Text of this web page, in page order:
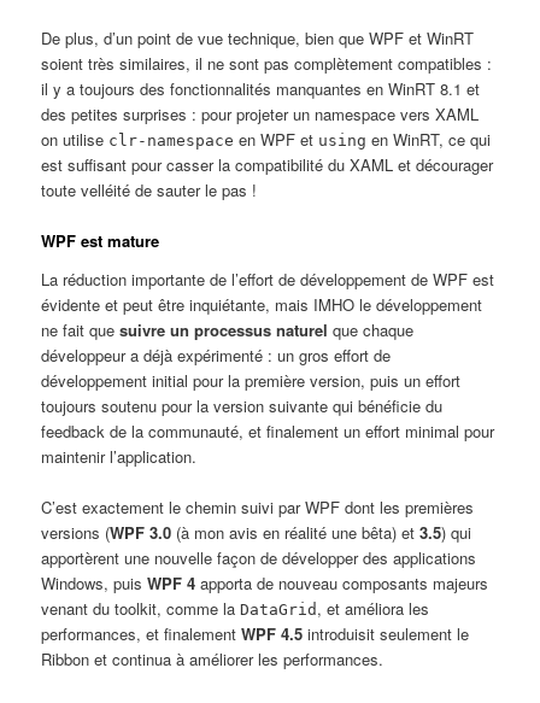
De plus, d’un point de vue technique, bien que WPF et WinRT
soient très similaires, il ne sont pas complètement compatibles :
il y a toujours des fonctionnalités manquantes en WinRT 8.1 et
des petites surprises : pour projeter un namespace vers XAML
on utilise clr-namespace en WPF et using en WinRT, ce qui
est suffisant pour casser la compatibilité du XAML et décourager
toute velléité de sauter le pas !
WPF est mature
La réduction importante de l’effort de développement de WPF est
évidente et peut être inquiétante, mais IMHO le développement
ne fait quesuivre un processus naturel que chaque
développeur a déjà expérimenté : un gros effort de
développement initial pour la première version, puis un effort
toujours soutenu pour la version suivante qui bénéficie du
feedback de la communauté, et finalement un effort minimal pour
maintenir l’application.
C’est exactement le chemin suivi par WPF dont les premières
versions (WPF 3.0 (à mon avis en réalité une bêta) et3.5) qui
apportèrent une nouvelle façon de développer des applications
Windows, puisWPF 4 apporta de nouveau composants majeurs
venant du toolkit, comme laDataGrid , et améliora les
performances, et finalementWPF 4.5 introduisit seulement le
Ribbon et continua à améliorer les performances.